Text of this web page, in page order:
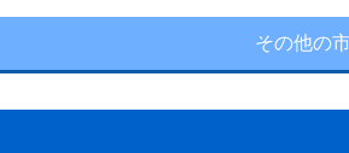
その他の